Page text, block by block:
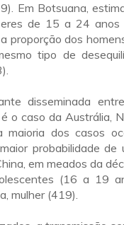
Em Botsuana,
de 15 a 24 anos
proporção dos
tipo de
disseminada
o caso da Austrália,
maioria dos casos
probabilidade de
em meados da
(16 a 19
mulher (419).